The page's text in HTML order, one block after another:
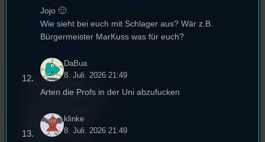
Empfang
Studentenfunk
Universitätsstraße 31
Büro:PT 4.0.73
Studio:SH 1.39
Jojo 🙂
Wie sieht bei euch mit Schlager aus? Wär z.B.
Bürgermeister MarKuss was für euch?
DaBua
8. Juli. 2026 21:49
Arten die Profs in der Uni abzufucken
klinke
8. Juli. 2026 21:49